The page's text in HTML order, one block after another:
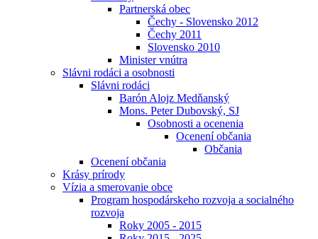
Partnerská obec
Čechy - Slovensko 2012
Čechy 2011
Slovensko 2010
Minister vnútra
Slávni rodáci a osobnosti
Slávni rodáci
Barón Alojz Medňanský
Mons. Peter Dubovský, SJ
Osobnosti a ocenenia
Ocenení občania
Občania
Ocenení občania
Krásy prírody
Vízia a smerovanie obce
Program hospodárskeho rozvoja a socialného
rozvoja
Roky 2005 - 2015